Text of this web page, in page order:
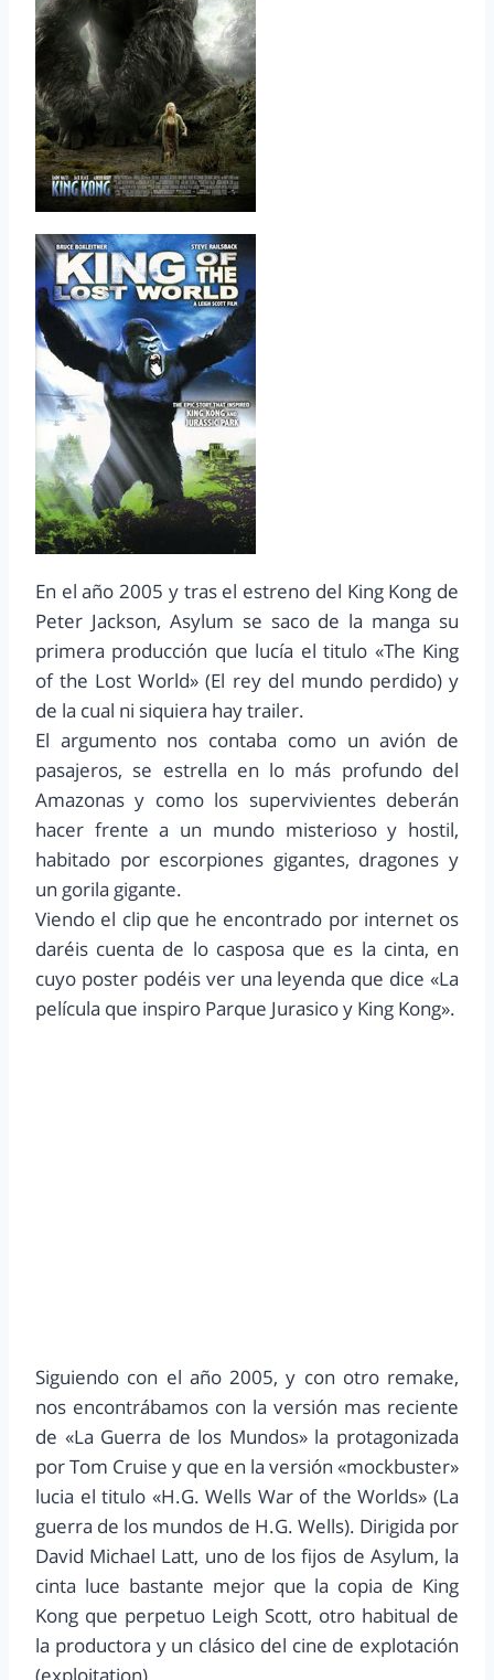
En el año 2005 y tras el estreno del King Kong de
Peter Jackson, Asylum se saco de la manga su
primera producción que lucía el titulo «The King
of the Lost World» (El rey del mundo perdido) y
de la cual ni siquiera hay trailer.
El argumento nos contaba como un avión de
pasajeros, se estrella en lo más profundo del
Amazonas y como los supervivientes deberán
hacer frente a un mundo misterioso y hostil,
habitado por escorpiones gigantes, dragones y
un gorila gigante.
Viendo el clip que he encontrado por internet os
daréis cuenta de lo casposa que es la cinta, en
cuyo poster podéis ver una leyenda que dice «La
película que inspiro Parque Jurasico y King Kong».
Siguiendo con el año 2005, y con otro remake,
nos encontrábamos con la versión mas reciente
de «La Guerra de los Mundos» la protagonizada
por Tom Cruise y que en la versión «mockbuster»
lucia el titulo «H.G. Wells War of the Worlds» (La
guerra de los mundos de H.G. Wells). Dirigida por
David Michael Latt, uno de los fijos de Asylum, la
cinta luce bastante mejor que la copia de King
Kong que perpetuo Leigh Scott, otro habitual de
la productora y un clásico del cine de explotación